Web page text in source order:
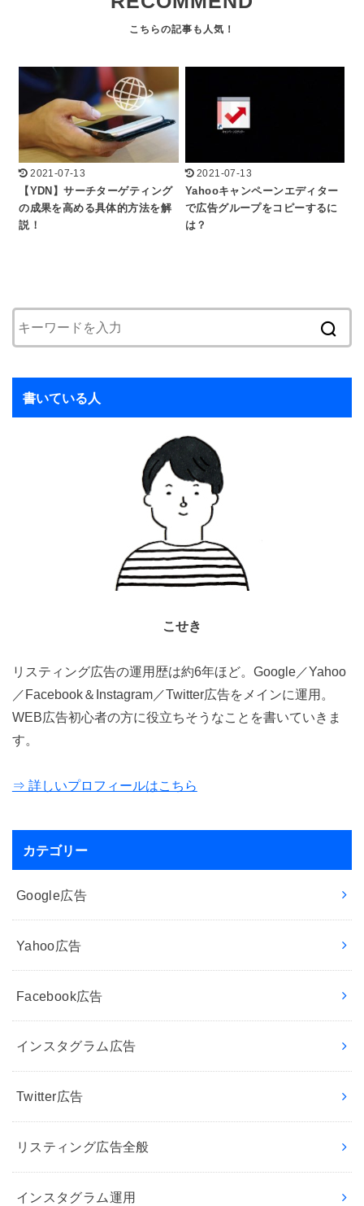
2021-07-13
【YDN】サーチターゲティング
の成果を高める具体的方法を解
説！
2021-07-13
Yahooキャンペーンエディター
で広告グループをコピーするに
は？
書いている人
こせき
リスティング広告の運用歴は約6年ほど。Google／Yahoo
／Facebook＆Instagram／Twitter広告をメインに運用。
WEB広告初心者の方に役立ちそうなことを書いていきま
す。
⇒ 詳しいプロフィールはこちら
カテゴリー
Google広告
Yahoo広告
Facebook広告
インスタグラム広告
Twitter広告
リスティング広告全般
インスタグラム運用